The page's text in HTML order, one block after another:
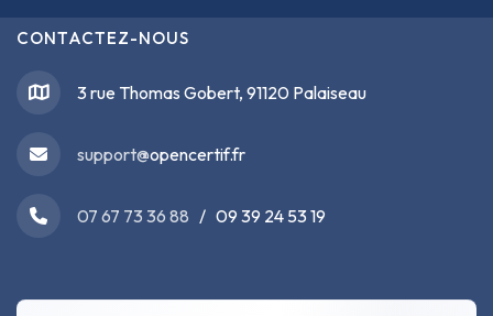
CONTACTEZ-NOUS
3 rue Thomas Gobert, 91120 Palaiseau
support@opencertif.fr
07 67 73 36 88 / 09 39 24 53 19